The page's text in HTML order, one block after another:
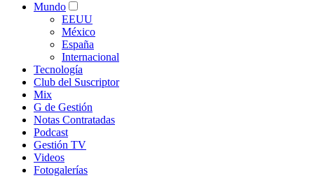
Mundo
EEUU
México
España
Internacional
Tecnología
Club del Suscriptor
Mix
G de Gestión
Notas Contratadas
Podcast
Gestión TV
Videos
Fotogalerías